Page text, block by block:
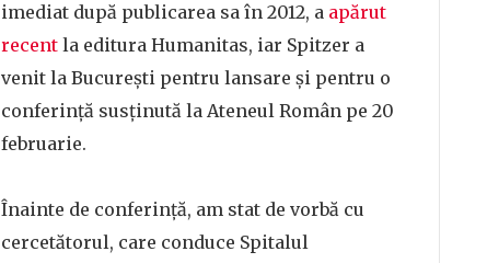
imediat după publicarea sa în 2012, a apărut
recent la editura Humanitas, iar Spitzer a
venit la București pentru lansare și pentru o
conferință susținută la Ateneul Român pe 20
februarie.
Înainte de conferință, am stat de vorbă cu
cercetătorul, care conduce Spitalul